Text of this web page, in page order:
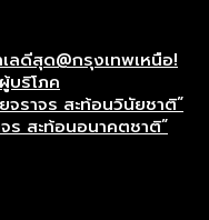
ลดีสุด@กรุงเทพเหนือ!
บริโภค
จราจร สะท้อนวินัยชาติ”
ร สะท้อนอนาคตชาติ”